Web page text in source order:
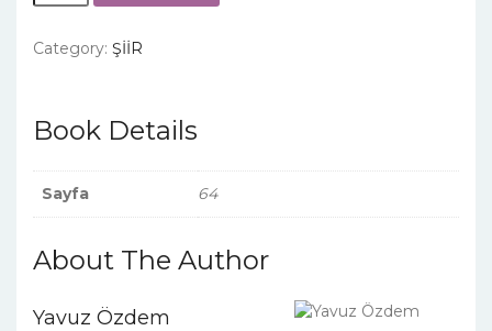
Kalalım
quantity
Category: ŞİİR
Book Details
Sayfa 64
About The Author
Yavuz Özdem